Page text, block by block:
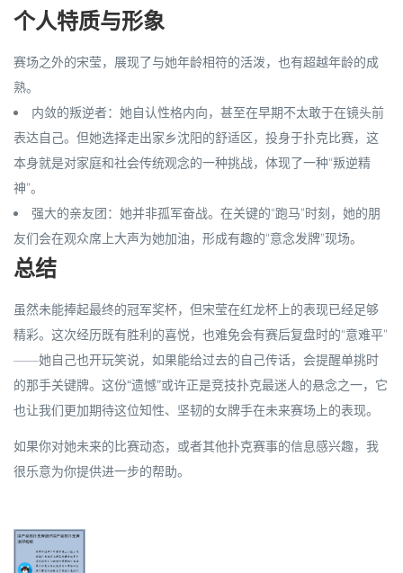
个人特质与形象
赛场之外的宋莹，展现了与她年龄相符的活泼，也有超越年龄的成
熟。
内敛的叛逆者：她自认性格内向，甚至在早期不太敢于在镜头前
表达自己。但她选择走出家乡沈阳的舒适区，投身于扑克比赛，这
本身就是对家庭和社会传统观念的一种挑战，体现了一种“叛逆精
神”。
强大的亲友团：她并非孤军奋战。在关键的“跑马”时刻，她的朋
友们会在观众席上大声为她加油，形成有趣的“意念发牌”现场。
总结
虽然未能捧起最终的冠军奖杯，但宋莹在红龙杯上的表现已经足够
精彩。这次经历既有胜利的喜悦，也难免会有赛后复盘时的“意难平”
——她自己也开玩笑说，如果能给过去的自己传话，会提醒单挑时
的那手关键牌。 这份“遗憾”或许正是竞技扑克最迷人的悬念之一，它
也让我们更加期待这位知性、坚韧的女牌手在未来赛场上的表现。
如果你对她未来的比赛动态，或者其他扑克赛事的信息感兴趣，我
很乐意为你提供进一步的帮助。